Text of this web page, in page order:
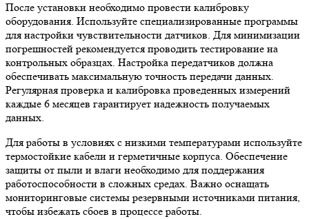
После установки необходимо провести калибровку
оборудования. Используйте специализированные программы
для настройки чувствительности датчиков. Для минимизации
погрешностей рекомендуется проводить тестирование на
контрольных образцах. Настройка передатчиков должна
обеспечивать максимальную точность передачи данных.
Регулярная проверка и калибровка проведенных измерений
каждые 6 месяцев гарантирует надежность получаемых
данных.
Для работы в условиях с низкими температурами используйте
термостойкие кабели и герметичные корпуса. Обеспечение
защиты от пыли и влаги необходимо для поддержания
работоспособности в сложных средах. Важно оснащать
мониторинговые системы резервными источниками питания,
чтобы избежать сбоев в процессе работы.